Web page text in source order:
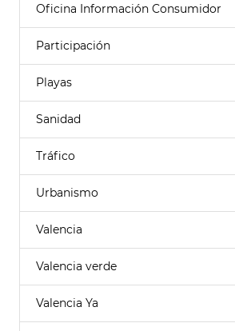
Oficina Información Consumidor
Participación
Playas
Sanidad
Tráfico
Urbanismo
Valencia
Valencia verde
Valencia Ya